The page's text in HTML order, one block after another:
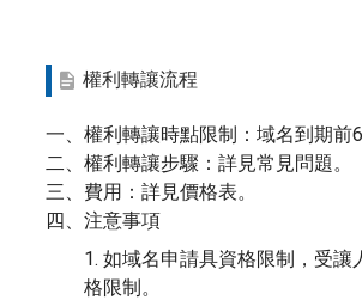
權利轉讓流程
一、權利轉讓時點限制：域名到期前
二、權利轉讓步驟：詳見常見問題。
三、費用：詳見價格表。
四、注意事項
1. 如域名申請具資格限制，受讓
格限制。